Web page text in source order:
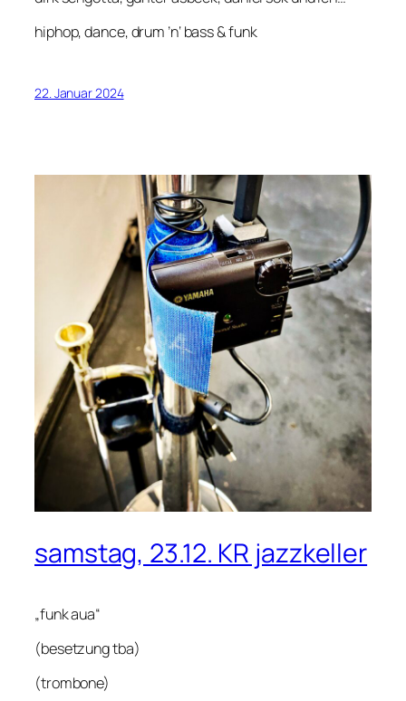
hiphop, dance, drum ’n‘ bass & funk
22. Januar 2024
samstag, 23.12. KR jazzkeller
„funk aua“
(besetzung tba)
(trombone)